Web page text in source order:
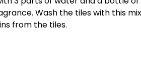
Wash the tiles with this
from the tiles.